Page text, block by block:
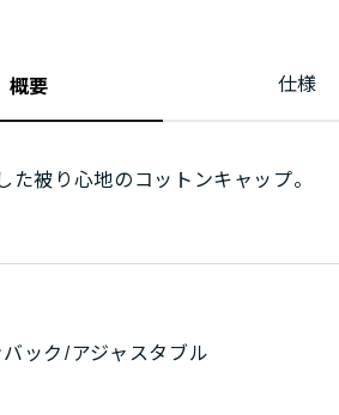
概要 仕様
た被り心地のコットンキャップ。
ック/アジャスタブル